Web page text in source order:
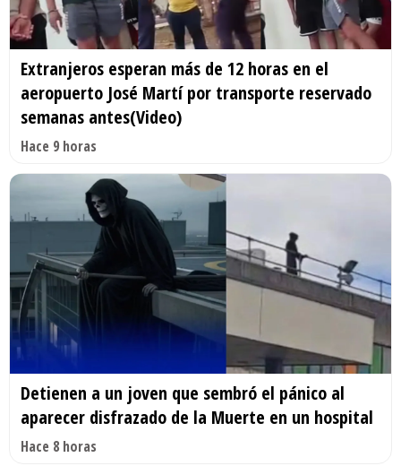
Extranjeros esperan más de 12 horas en el
aeropuerto José Martí por transporte reservado
semanas antes(Video)
Hace 9 horas
Detienen a un joven que sembró el pánico al
aparecer disfrazado de la Muerte en un hospital
Hace 8 horas